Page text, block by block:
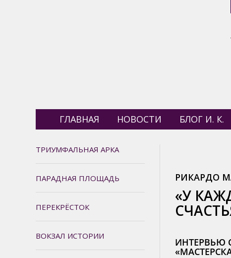
ГЛАВНАЯ НОВОСТИ БЛОГ И. К.
ТРИУМФАЛЬНАЯ АРКА
ПАРАДНАЯ ПЛОЩАДЬ
ПЕРЕКРЁСТОК
ВОКЗАЛ ИСТОРИИ
РИКАРДО
«У
ИНТЕРВЬЮ